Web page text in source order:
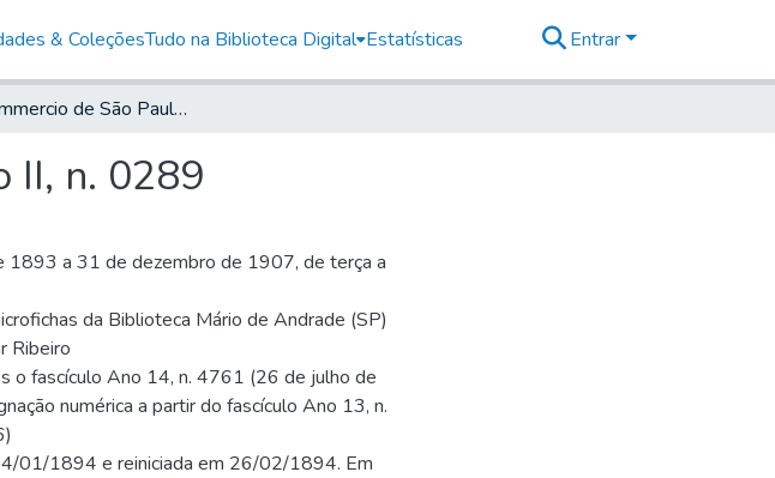
& ColeçõesTudo na Biblioteca Digital Estatísticas Entrar
O Commercio de São Paulo, 1894, Ano II, n. 0289
II, n. 0289
1893 a 31 de dezembro de 1907, de terça a
da Biblioteca Mário de Andrade (SP)
Ribeiro
o fascículo Ano 14, n. 4761 (26 de julho de
numérica a partir do fascículo Ano 13, n.
01/1894 e reiniciada em 26/02/1894. Em